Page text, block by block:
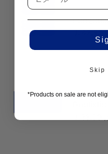
￡42.90
2D Molds
Skip
*Products on sale are not